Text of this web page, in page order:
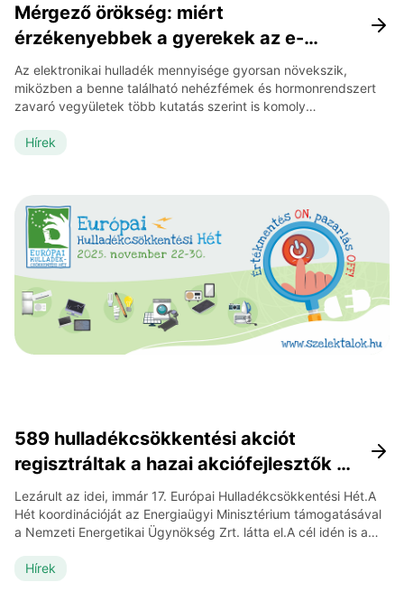
Mérgező örökség: miért
érzékenyebbek a gyerekek az e-
hulladék vegyi anyagaira?
Az elektronikai hulladék mennyisége gyorsan növekszik,
miközben a benne található nehézfémek és hormonrendszert
zavaró vegyületek több kutatás szerint is komoly
szennyezés nemcsak ipari területeken jelenik meg: iskolák,
termelt […]
Hírek
589 hulladékcsökkentési akciót
regisztráltak a hazai akciófejlesztők a
2025. évi Európai Hulladékcsökkentési
Hétre
Lezárult az idei, immár 17. Európai Hulladékcsökkentési Hét.A
Hét koordinációját az Energiaügyi Minisztérium támogatásával
a Nemzeti Energetikai Ügynökség Zrt. látta el.A cél idén is a
újrahasználat, újrahasznosítás és a megfelelő
Hírek